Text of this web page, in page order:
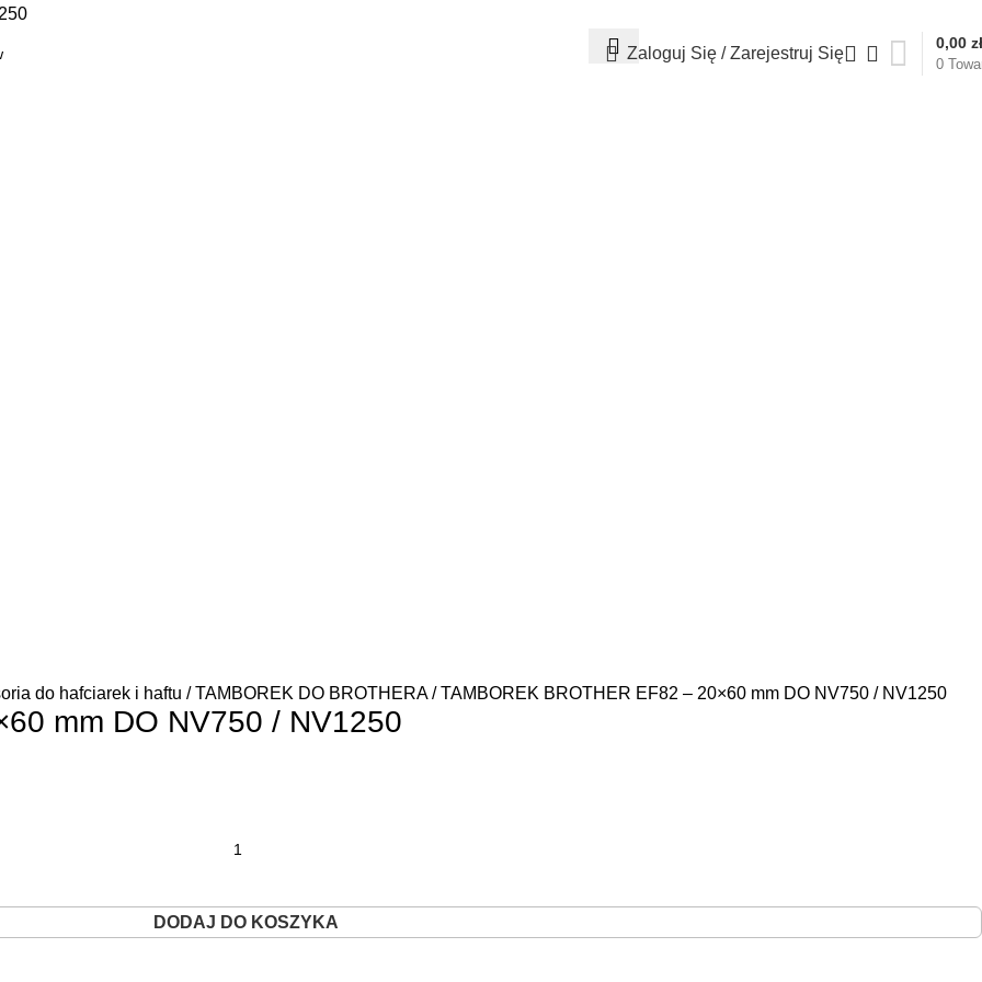
Zaloguj Się / Zarejestruj Się
0
0,00 zł
do hafciarek i haftu TAMBOREK DO BROTHERA TAMBOREK BROTHER EF82 – 20×60 mm DO NV750 / NV1250
mm DO NV750 / NV1250
DODAJ DO KOSZYKA